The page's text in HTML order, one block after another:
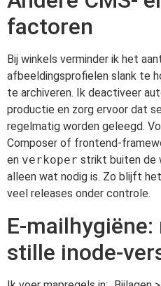
factoren
Bij winkels verminder ik het
afbeeldingsprofielen slank te
te archiveren. Ik deactiveer
productie en zorg ervoor dat
regelmatig worden geleegd.
Composer of frontend-
en verkoper strikt buiten de
alleen wat nodig is. Zo blijft
veel releases onder controle.
E-
stille inode-